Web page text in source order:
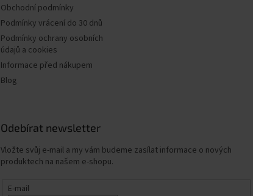
Obchodní podmínky
Podmínky vrácení do 30 dnů
Podmínky ochrany osobních
údajů a cookies
Informace před nákupem
Blog
Odebírat newsletter
Vložte svůj e-mail a my vám budeme zasílat informace o nových
produktech na našem e-shopu.
E-mail